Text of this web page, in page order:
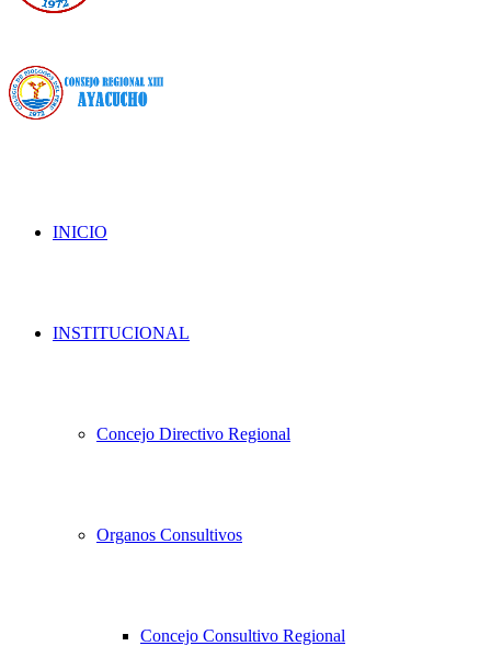
INICIO
INSTITUCIONAL
Concejo Directivo Regional
Organos Consultivos
Concejo Consultivo Regional